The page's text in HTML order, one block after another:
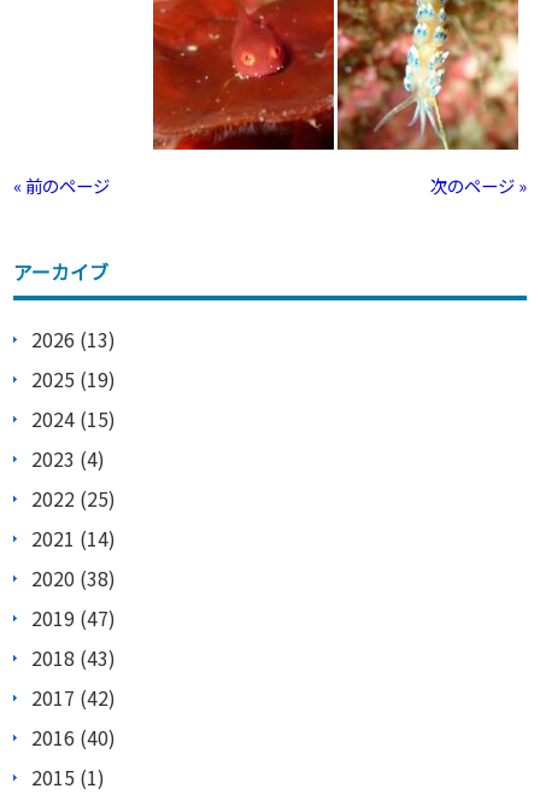
« 前のページ 次のページ »
アーカイブ
2026 (13)
2025 (19)
2024 (15)
2023 (4)
2022 (25)
2021 (14)
2020 (38)
2019 (47)
2018 (43)
2017 (42)
2016 (40)
2015 (1)